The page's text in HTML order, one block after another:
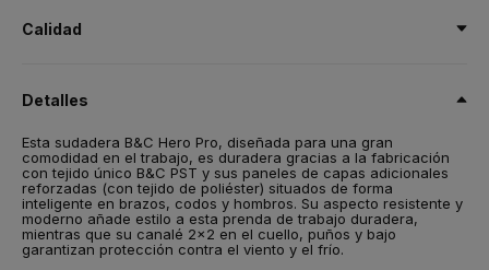
Calidad
S,M,L,XL, 2XL, 3XL,4XL
Peso
280 g/m²
Embalaje
5 unidades/bolsa & 25 unidades/caja
Detalles
Esta sudadera B&C Hero Pro, diseñada para una gran
comodidad en el trabajo, es duradera gracias a la fabricación
con tejido único B&C PST y sus paneles de capas adicionales
reforzadas (con tejido de poliéster) situados de forma
inteligente en brazos, codos y hombros. Su aspecto resistente y
moderno añade estilo a esta prenda de trabajo duradera,
mientras que su canalé 2x2 en el cuello, puños y bajo
garantizan protección contra el viento y el frío.